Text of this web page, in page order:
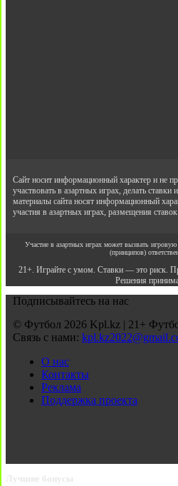
Сайт носит информационный характер и не
участвовать в азартных играх, делать
материалы сайта носят информационный
участия в азартных играх, размещения
Участие в азартных играх может вызвать
(принципов)
21+. Играйте с умом. Ставки — это риск.
Решения
Подписывайтесь на нас
© Футбол 2026 Kpl.kz | 21+
Связь с нами:
О нас
Контакты
Реклама
Поддержка проекта
Лучшие бонусы